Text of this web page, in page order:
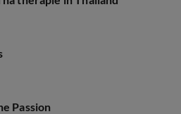
Passion